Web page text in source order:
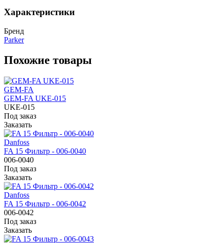
Характеристики
Бренд
Parker
Похожие товары
GEM-FA
GEM-FA UKE-015
UKE-015
Под заказ
Заказать
Danfoss
FA 15 Фильтр - 006-0040
006-0040
Под заказ
Заказать
Danfoss
FA 15 Фильтр - 006-0042
006-0042
Под заказ
Заказать